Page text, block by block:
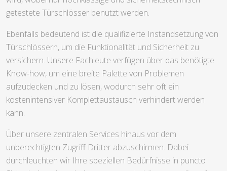
getestete Türschlösser benutzt werden.
Ebenfalls bedeutend ist die qualifizierte Instandsetzung von
Türschlössern, um die Funktionalität und Sicherheit zu
versichern. Unsere Fachleute verfügen über das benötigte
Know-how, um eine breite Palette von Problemen
aufzudecken und zu lösen, wodurch sehr oft ein
kostenintensiver Komplettaustausch verhindert werden
kann.
Über unsere zentralen Services hinaus vor dem
unberechtigten Zugriff Dritter abzuschirmen. Dabei
durchleuchten wir Ihre speziellen Bedürfnisse in puncto